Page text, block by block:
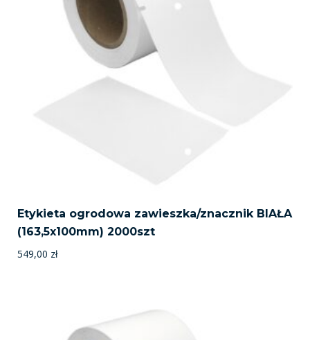
Etykieta ogrodowa zawieszka/znacznik BIAŁA
(163,5x100mm) 2000szt
549,00 zł